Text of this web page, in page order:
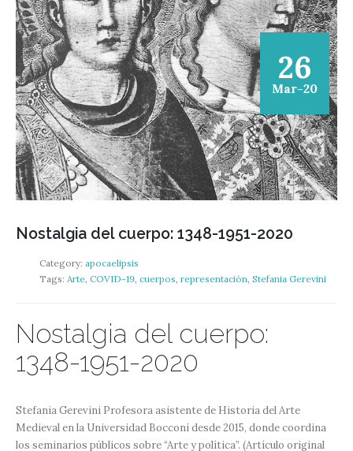
26
Mar-20
Nostalgia del cuerpo: 1348-1951-2020
Category: apocaelipsis
Tags: Arte, COVID-19, cuerpos, representación, Stefania Gerevini
Nostalgia del cuerpo:
1348-1951-2020
Stefania Gerevini Profesora asistente de Historia del Arte
Medieval en la Universidad Bocconi desde 2015, donde coordina
los seminarios públicos sobre “Arte y política”. (Artículo original